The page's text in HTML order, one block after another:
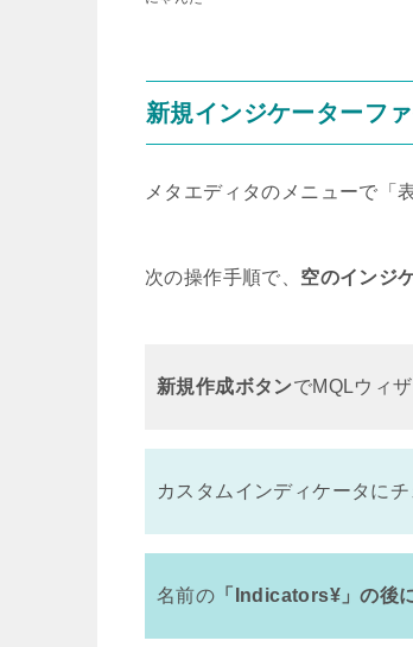
新規インジケーターフ
メタエディタのメニューで
次の操作手順で、 空のインジ
新規作成ボタンでMQLウィ
カスタムインディケータに
名前の 「Indicators¥」の後